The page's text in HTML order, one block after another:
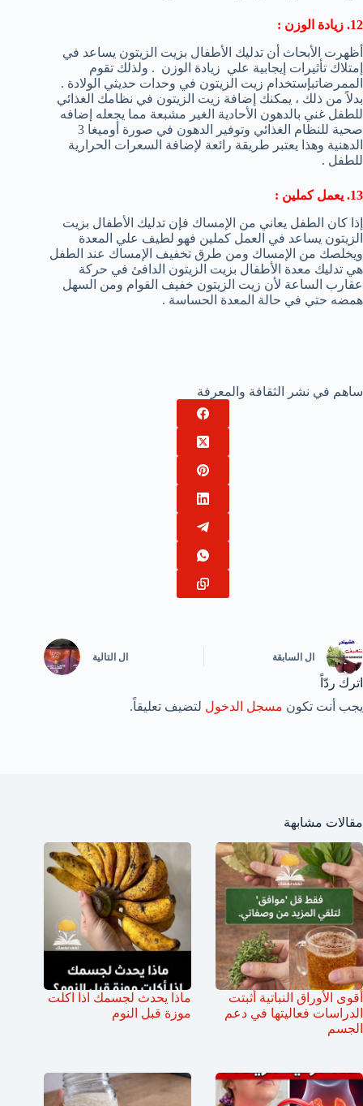
12. زيادة الوزن :
أظهرت الأبحاث أن تدليك الأطفال بزيت الزيتون يساعد في
إمتلاك تأثيرات إيجابية علي زيادة الوزن . ولذلك تقوم
الممرضاتبإستخدام زيت الزيتون في وحدات حديثي الولادة .
بدلاً من ذلك ، يمكنك إضافة زيت الزيتون في نظامك الغذائي
للطفل غني بالدهون الأحادية الغير مشبعة مما يجعله إضافه
صحية للنظام الغذائي وتوفير الدهون في صورة أوميغا 3
الدهنية وهذا يعتبر طريقة رائعة لإضافة السعرات الحرارية
للطفل .
13. يعمل كملين :
إذا كان الطفل يعاني من الإمساك فإن تدليك الأطفال بزيت
الزيتون يساعد في العمل كملين فهو لطيف علي المعدة
ويخلصك من الإمساك ومن طرق تخفيف الإمساك عند الطفل
هي تدليك معدة الأطفال بزيت الزيتون الدافئ في حركة
عقارب الساعة لأن زيت الزيتون خفيف القوام ومن السهل
همضه حتي في حالة المعدة الحساسة .
ساهم في نشر الثقافة والمعرفة
ال السابقة ال التالية
اترك ردّاً
يجب أنت تكون مسجل الدخول لتضيف تعليقاً.
مقالات مشابهة
أقوى الأوراق النباتية أثبتت
الدراسات فعاليتها في دعم
الجسم
ماذا يحدث لجسمك اذا اكلت
موزة قبل النوم